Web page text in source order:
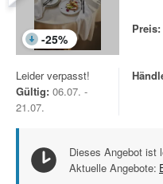
-25%
Preis:
Leider verpasst!
Gültig: 06.07. -
21.07.
Dieses Angebot ist
Aktuelle Angebote: